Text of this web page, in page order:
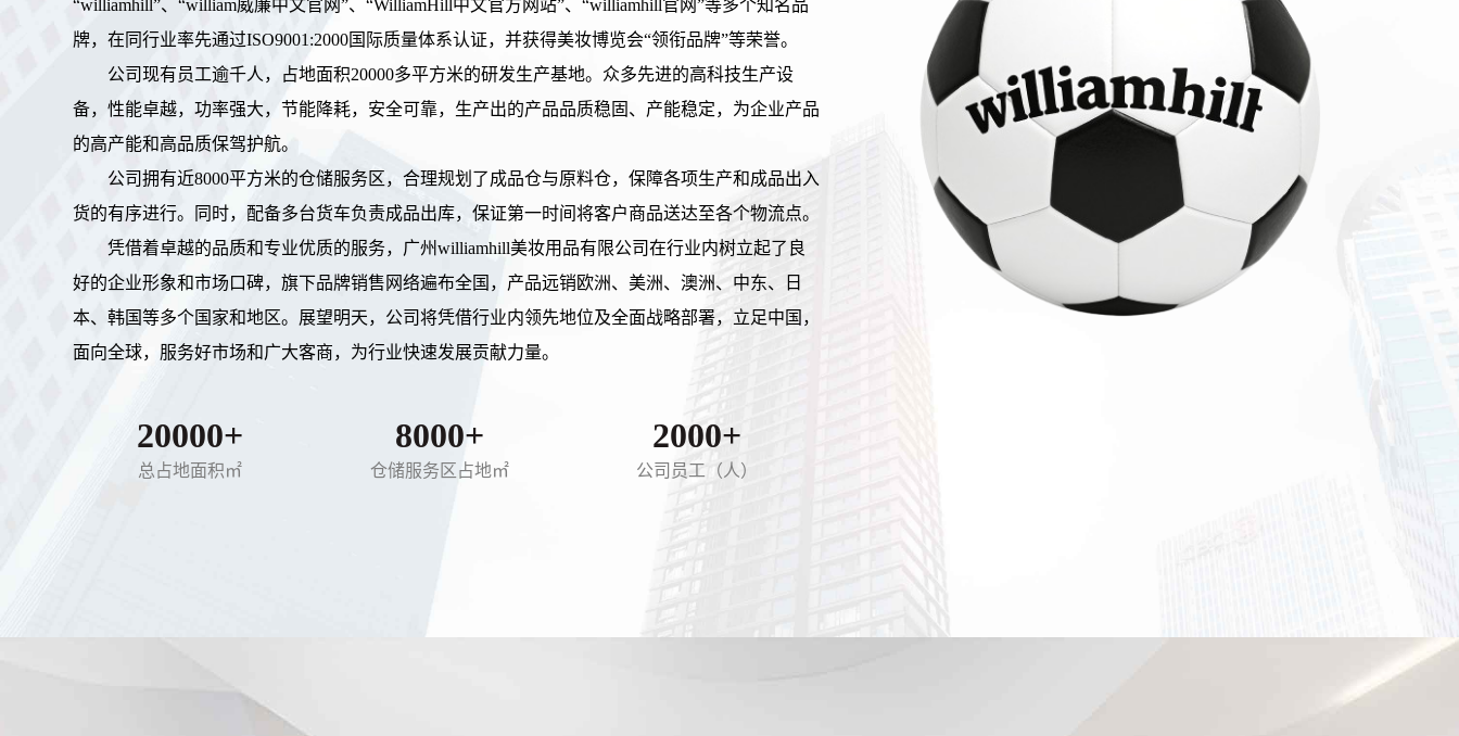
“williamhill”、“william威廉中文官网”、“WilliamHill中文官方网站”、“williamhill官网”等多个知名品
牌，在同行业率先通过ISO9001:2000国际质量体系认证，并获得美妆博览会“领衔品牌”等荣誉。
公司现有员工逾千人，占地面积20000多平方米的研发生产基地。众多先进的高科技生产设
备，性能卓越，功率强大，节能降耗，安全可靠，生产出的产品品质稳固、产能稳定，为企业产品
的高产能和高品质保驾护航。
公司拥有近8000平方米的仓储服务区，合理规划了成品仓与原料仓，保障各项生产和成品出入
货的有序进行。同时，配备多台货车负责成品出库，保证第一时间将客户商品送达至各个物流点。
凭借着卓越的品质和专业优质的服务，广州williamhill美妆用品有限公司在行业内树立起了良
好的企业形象和市场口碑，旗下品牌销售网络遍布全国，产品远销欧洲、美洲、澳洲、中东、日
本、韩国等多个国家和地区。展望明天，公司将凭借行业内领先地位及全面战略部署，立足中国，
面向全球，服务好市场和广大客商，为行业快速发展贡献力量。
20000+
总占地面积㎡
8000+
仓储服务区占地㎡
2000+
公司员工（人）